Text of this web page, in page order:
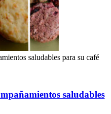
saludables para su café
saludables